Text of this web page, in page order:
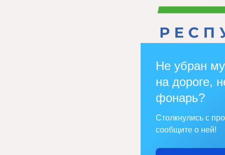
Не убран
на дороге,
фонарь?
Столкнулись с
сообщите о ней!